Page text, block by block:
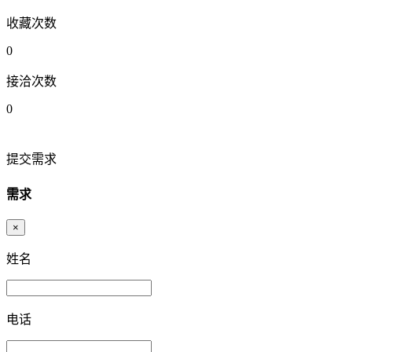
收藏次数
0
接洽次数
0
提交需求
需求
×
姓名
电话